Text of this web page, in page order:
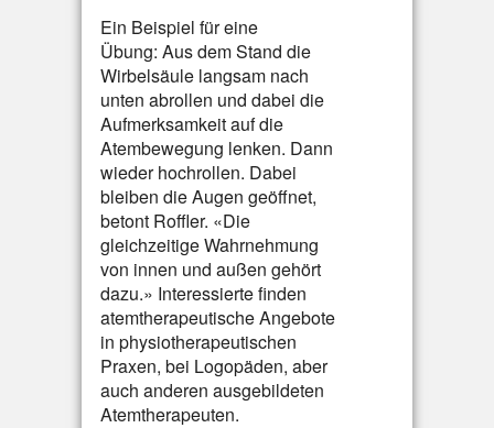
Ein Beispiel für eine
Übung: Aus dem Stand die
Wirbelsäule langsam nach
unten abrollen und dabei die
Aufmerksamkeit auf die
Atembewegung lenken. Dann
wieder hochrollen. Dabei
bleiben die Augen geöffnet,
betont Roffler. «Die
gleichzeitige Wahrnehmung
von innen und außen gehört
dazu.» Interessierte finden
atemtherapeutische Angebote
in physiotherapeutischen
Praxen, bei Logopäden, aber
auch anderen ausgebildeten
Atemtherapeuten.